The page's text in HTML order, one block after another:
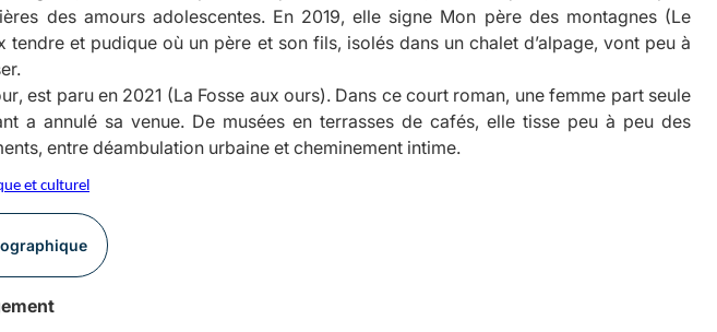
des amours adolescentes. En 2019, elle signe Mon père des montagnes(Le
tendre et pudique où un père et son fils, isolés dans un chalet d’alpage, vont peu à
, est paru en 2021 (La Fosse aux ours). Dans ce court roman, une femme part seule
a annulé sa venue. De musées en terrasses de cafés, elle tisse peu à peu des
entre déambulation urbaine et cheminement intime.
et culturel